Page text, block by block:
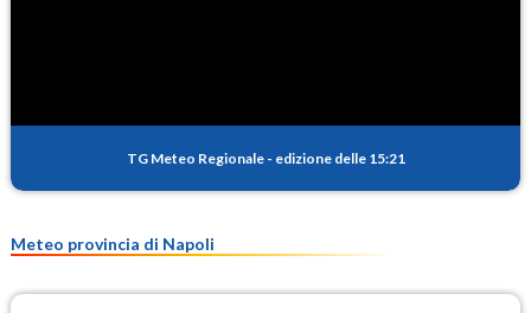
PM25
TG Meteo Regionale - edizione delle 15:21
Meteo provincia di Napoli